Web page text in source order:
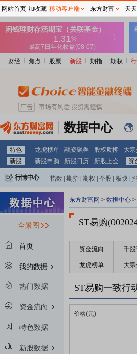
财经 焦点 股票 新股 期指 期权
数据中心
特色 龙虎榜单 融资融券 股权质押 大
新股
新股申购 新股日历 新股上会 资
行情中心 指数 期指 期权 个股 板块
全景图
首页
我的数据
热门数据
资金流向
特色数据
新股数据
东方财富网 > 数据中心 >
ST易购
资金流向 千
龙虎榜单 大
ST易购一致行
网站首页 加收藏 移动客户端 东方财富 天